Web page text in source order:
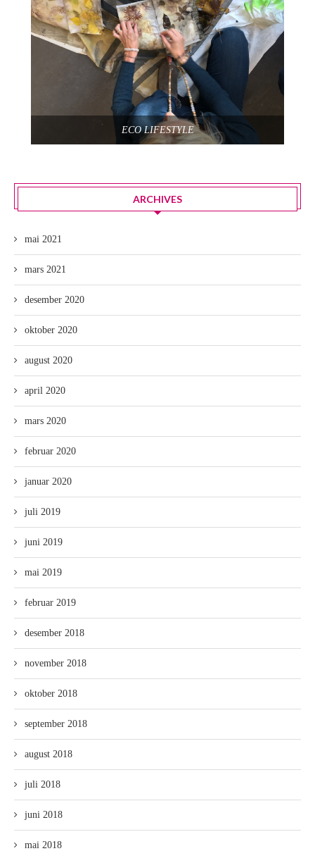
ECO LIFESTYLE
ARCHIVES
mai 2021
mars 2021
desember 2020
oktober 2020
august 2020
april 2020
mars 2020
februar 2020
januar 2020
juli 2019
juni 2019
mai 2019
februar 2019
desember 2018
november 2018
oktober 2018
september 2018
august 2018
juli 2018
juni 2018
mai 2018